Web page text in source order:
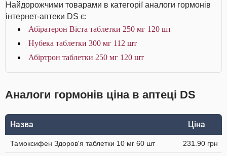
Найдорожчими товарами в категорії аналоги гормонів
інтернет-аптеки DS є:
Абіратерон Віста таблетки 250 мг 120 шт
Нубека таблетки 300 мг 112 шт
Абіртрон таблетки 250 мг 120 шт
Аналоги гормонів ціна в аптеці DS
Назва Ціна
Тамоксифен Здоров'я таблетки 10 мг 60 шт 231.90 грн